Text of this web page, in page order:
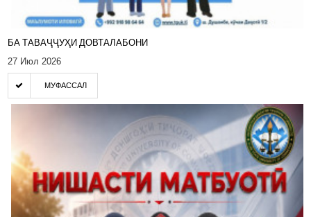
БА ТАВАҶҶУҲИ ДОВТАЛАБОНИ
27 Июл 2026
МУФАССАЛ